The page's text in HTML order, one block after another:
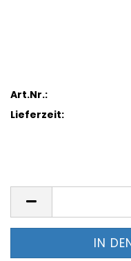
Art.Nr.:
Lieferzeit: